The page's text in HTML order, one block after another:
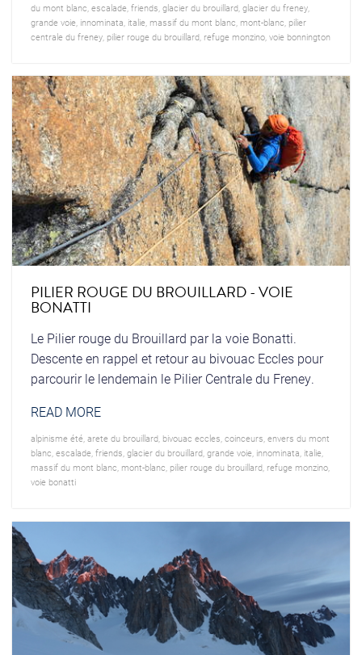
du mont blanc escalade, friends glacier du brouillard, glacier du freney,
grande voie, innominata italie, massif du mont blanc mont-blanc pilier
centrale du freney, pilier rouge du brouillard, refuge monzino, voie bonnington
PILIER ROUGE DU BROUILLARD - VOIE
BONATTI
Le Pilier rouge du Brouillard par la voie Bonatti.
Descente en rappel et retour au bivouac Eccles pour
parcourir le lendemain le Pilier Centrale du Freney.
READ MORE
alpinisme été, arete du brouillard, bivouac eccles coinceurs envers du mont
blanc escalade, friends glacier du brouillard, grande voie, innominata italie,
massif du mont blanc mont-blanc pilier rouge du brouillard, refuge monzino,
voie bonatti